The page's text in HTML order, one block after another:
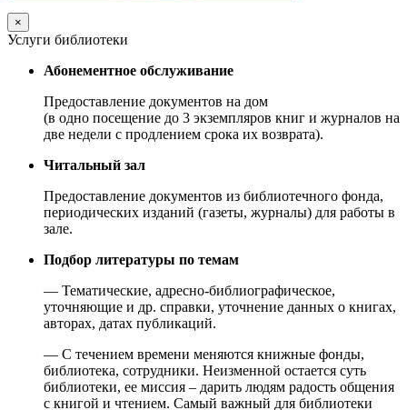
×
Услуги библиотеки
Абонементное обслуживание
Предоставление документов на дом
(в одно посещение до 3 экземпляров книг и журналов на
две недели с продлением срока их возврата).
Читальный зал
Предоставление документов из библиотечного фонда,
периодических изданий (газеты, журналы) для работы в
зале.
Подбор литературы по темам
— Тематические, адресно-библиографическое,
уточняющие и др. справки, уточнение данных о книгах,
авторах, датах публикаций.
— С течением времени меняются книжные фонды,
библиотека, сотрудники. Неизменной остается суть
библиотеки, ее миссия – дарить людям радость общения
с книгой и чтением. Самый важный для библиотеки